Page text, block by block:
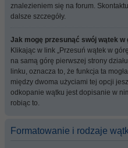
znalezieniem się na forum.
dalsze szczegóły.
Jak mogę przesunąć swój wątek w
Klikając w link „Przesuń wątek w
na samą górę pierwszej strony
linku, oznacza to, że funkcja ta
między dwoma użyciami tej opcji
odkopanie wątku jest dopisanie w
robiąc to.
Formatowanie i rodzaje